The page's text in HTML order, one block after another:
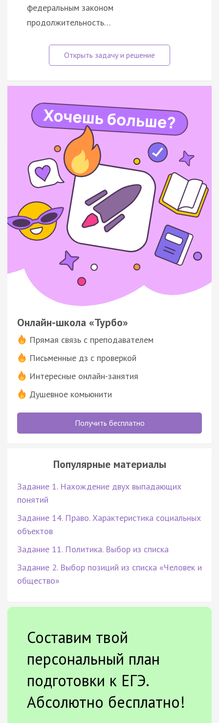
федеральным законом
продолжительность…
Онлайн-школа «Турбо»
Прямая связь с преподавателем
Письменные дз с проверкой
Интересные онлайн-занятия
Душевное комьюнити
Получить бесплатно
Популярные материалы
Задание 1. Нахождение двух выпадающих
понятий
Задание 14. Право. Характеристика социальных
объектов
Задание 11. Политика. Выбор из списка
Задание 2. Выбор позиций из списка «Человек и
общество»
Составим твой
персональный план
подготовки к ЕГЭ.
Абсолютно бесплатно!